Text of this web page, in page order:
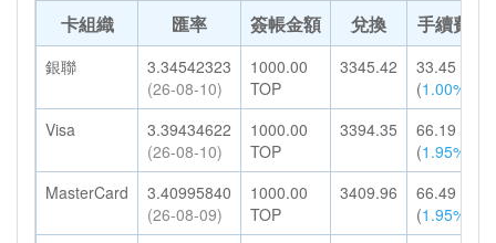
卡組織 匯率 簽帳金額 兌換 手續費
銀聯
3.34542323
(26-08-10)
1000.00
TOP
3345.42
33.45
(1.00%
Visa
3.39434622
(26-08-10)
1000.00
TOP
3394.35
66.19
(1.95%
MasterCard
3.40995840
(26-08-09)
1000.00
TOP
3409.96
66.49
(1.95%